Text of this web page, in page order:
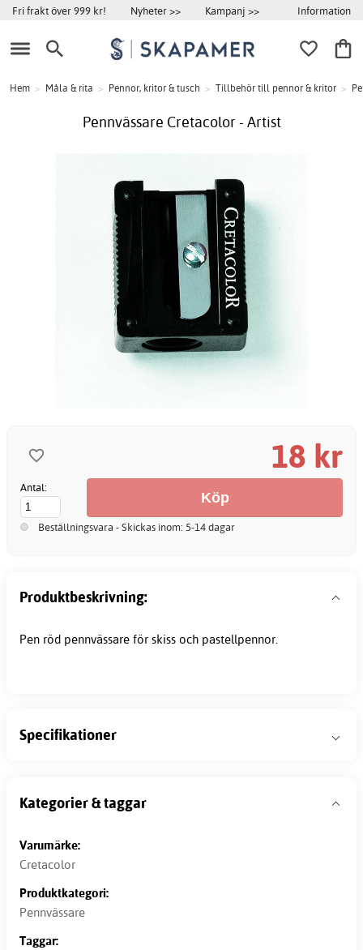
Fri frakt över 999 kr! Nyheter >> Kampanj >> Information
Hem > Måla & rita > Pennor, kritor & tusch > Tillbehör till pennor & kritor >
Pennvässare Cretacolor - Artist
18 kr
Antal:
Beställningsvara - Skickas inom: 5-14 dagar
Produktbeskrivning:
Pen röd pennvässare för skiss och pastellpennor.
Specifikationer
Kategorier & taggar
Varumärke:
Cretacolor
Produktkategori:
Pennvässare
Taggar: